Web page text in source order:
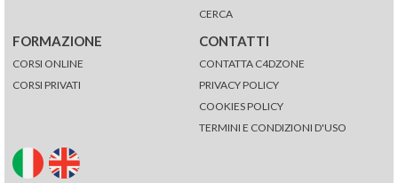
CERCA
FORMAZIONE
CORSI ONLINE
CORSI PRIVATI
CONTATTI
CONTATTA C4DZONE
PRIVACY POLICY
COOKIES POLICY
TERMINI E CONDIZIONI D'USO